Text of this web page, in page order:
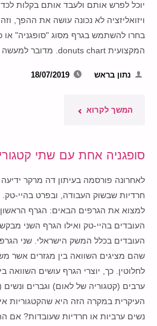
יוכל לפרש אותם ולעבד אותם בקלות
בחרו להשתמש בגרף מסוג "סופגניה" או
המקצועית donuts chart. מדובר למעשה באחותו …
נתון בראש 18/07/2019
המשך לקרוא "נחשים
סופגניה אחת עם שתי
לאחרונה פורסמה בעיתון דה מרקר
חרדיות שבשוק העבודה, ובפרט בהיי-טק.
למצוא את הגרפים הבאים: הגרף
העובדים בהיי-טק ואילו הגרף השני
העובדים בכלל המשק הישראלי. שני
שהם מציגים השוואה בין מגזרים אשר
לחלוטין. כך, יוצרי הגרף עושים השוואה
ערבים (קטגוריה של לאום) וגברים
העיקרית במקרה הזה היא שהקטגוריות
נשים ערביות או חרדיות שעובדות? אם